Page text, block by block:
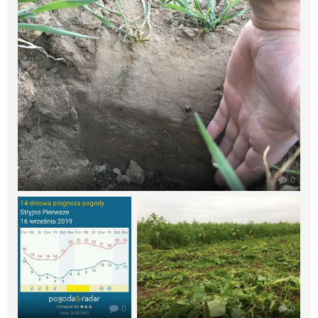
0
0 0